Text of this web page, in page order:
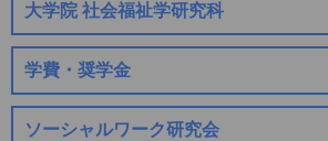
大学院 社会福祉学研究科
学費・奨学金
ソーシャルワーク研究会